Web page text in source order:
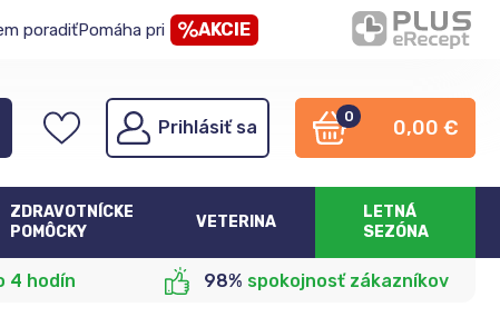
poradiťPomáha pri AKCIE
Prihlásiť sa
0 0,00 €
ZDRAVOTNÍCKE
POMÔCKY
VETERINA
LETNÁ
SEZÓNA
4 hodín 98% spokojnosť zákazníkov